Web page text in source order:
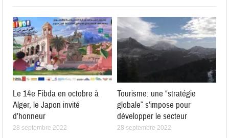
Le 14e Fibda en octobre à
Alger, le Japon invité
d’honneur
28 septembre 2022
Tourisme: une “stratégie
globale” s’impose pour
développer le secteur
28 septembre 2022